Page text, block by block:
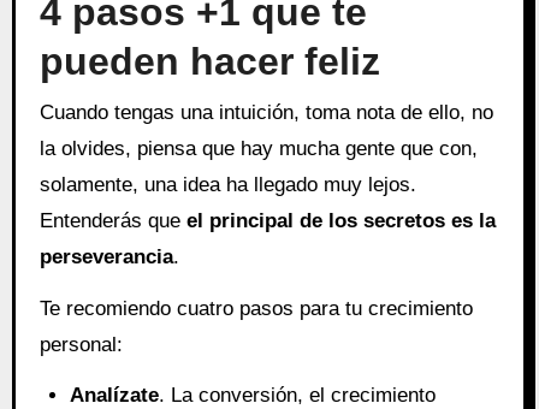
4 pasos +1 que te
pueden hacer feliz
Cuando tengas una intuición, toma nota de ello, no
la olvides, piensa que hay mucha gente que con,
solamente, una idea ha llegado muy lejos.
Entenderás que el principal de los secretos es la
perseverancia.
Te recomiendo cuatro pasos para tu crecimiento
personal:
Analízate. La conversión, el crecimiento